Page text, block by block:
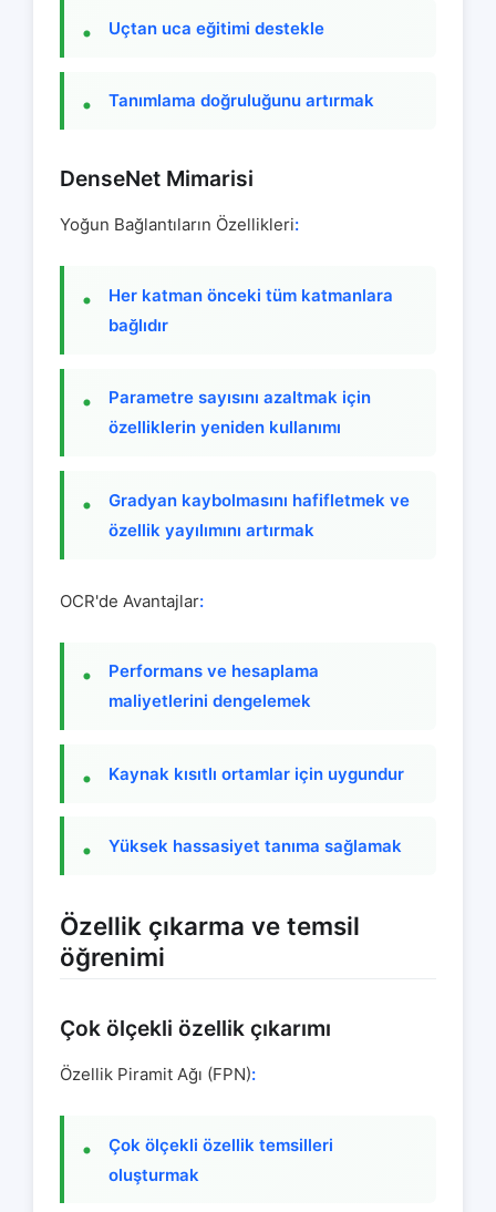
Uçtan uca eğitimi destekle
Tanımlama doğruluğunu artırmak
DenseNet Mimarisi
Yoğun Bağlantıların Özellikleri:
Her katman önceki tüm katmanlara
bağlıdır
Parametre sayısını azaltmak için
özelliklerin yeniden kullanımı
Gradyan kaybolmasını hafifletmek ve
özellik yayılımını artırmak
OCR'de Avantajlar:
Performans ve hesaplama
maliyetlerini dengelemek
Kaynak kısıtlı ortamlar için uygundur
Yüksek hassasiyet tanıma sağlamak
Özellik çıkarma ve temsil
öğrenimi
Çok ölçekli özellik çıkarımı
Özellik Piramit Ağı (FPN):
Çok ölçekli özellik temsilleri
oluşturmak